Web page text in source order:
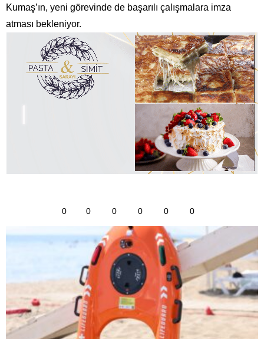
Kumaş’ın, yeni görevinde de başarılı çalışmalara imza
atması bekleniyor.
0 0 0 0 0 0